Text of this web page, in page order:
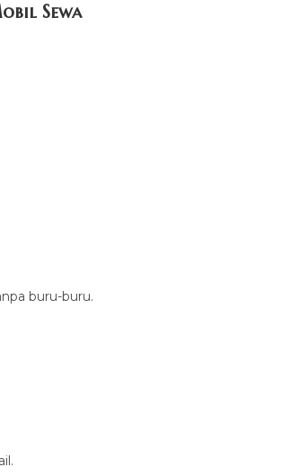
Sewa
buru-buru.